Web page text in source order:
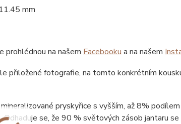
mm
prohlédnou na našem Facebooku a na našem
přiložené fotografie, na tomto konkrétním
pryskyřice s vyšším, až 8%
se, že 90 % světových zásob jantaru